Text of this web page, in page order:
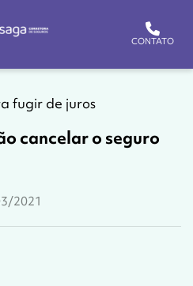
CONTATO
cancelar o seguro
2021